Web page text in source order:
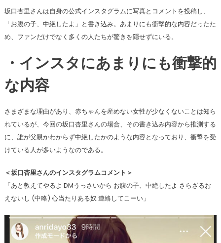
坂口杏里さんは自身の公式インスタグラムに写真とコメントを投稿し、
「お腹の子、中絶したよ」と書き込み。あまりにも衝撃的な内容だったた
め、ファンだけでなく多くの人たちが驚きを隠せずにいる。
・インスタにあまりにも衝撃的
な内容
さまざまな理由があり、赤ちゃんを産めない女性が少なくないことは知ら
れているが、今回の坂口杏里さんの場合、その書き込み内容から推測する
に、誰が父親かわからず中絶したかのような内容となっており、衝撃を受
けている人が多いようなのである。
＜坂口杏里さんのインスタグラムコメント＞
「あと教えてやるよ DMうっさいから お腹の子、中絶したよ さらざるお
えないし (中略) 心当たりある奴 連絡してこーい」